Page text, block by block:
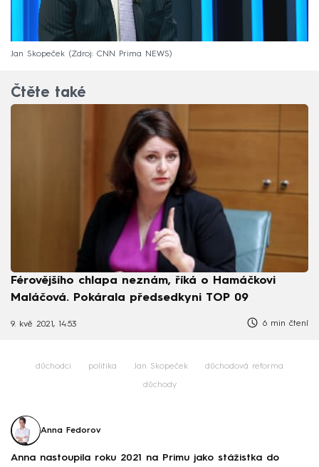
Jan Skopeček Zdroj: CNN Prima NEWS
Čtěte také
Férovějšího chlapa neznám, říká o Hamáčkovi
Maláčová. Pokárala předsedkyni TOP 09
9. kvě 2021, 14:53 6 min čtení
důchodci politika Jan Skopeček důchodová reforma
důchody
Anna Fedorov
Anna nastoupila roku 2021 na Primu jako stážistka do